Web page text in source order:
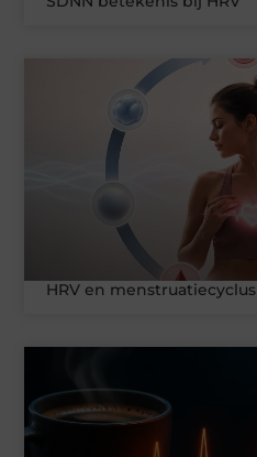
HRV en menstruatiecyclus